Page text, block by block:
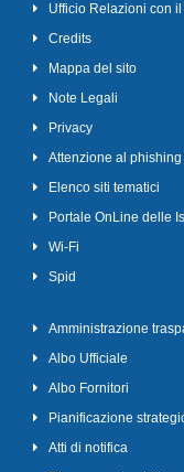
Ufficio Relazioni con
Credits
Mappa del sito
Note Legali
Privacy
Attenzione al phishing
Elenco siti tematici
Portale OnLine delle
Wi-Fi
Spid
Amministrazione
Albo Ufficiale
Albo Fornitori
Pianificazione
Atti di notifica